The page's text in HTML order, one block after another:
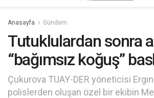
Anasayfa Gündem
Tutuklulardan sonra
“bağımsız koğuş”
Çukurova TUAY-DER yöneticisi
polislerden oluşan özel bir ekibin